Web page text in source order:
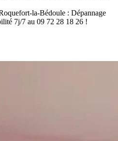
la-Bédoule : Dépannage
7j/7 au 09 72 28 18 26 !